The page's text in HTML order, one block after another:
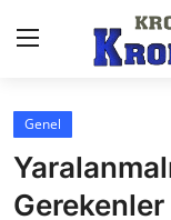
Anasayfa
Markalar
Genel
Gerekenler